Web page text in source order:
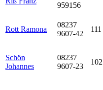
959156
Rott Ramona
08237
9607-42
111
Schön
Johannes
08237
9607-23
102